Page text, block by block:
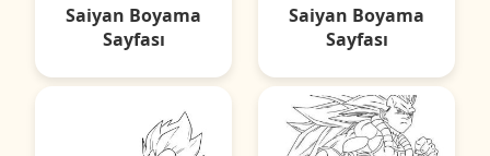
Saiyan Boyama
Sayfası
Saiyan Boyama
Sayfası